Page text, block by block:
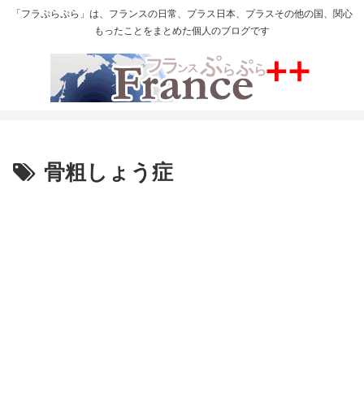
「フラぷらぷら」は、フランスの日常、プラス日本、プラスその他の国、関心
もったことをまとめた個人のブログです
骨粗しょう症